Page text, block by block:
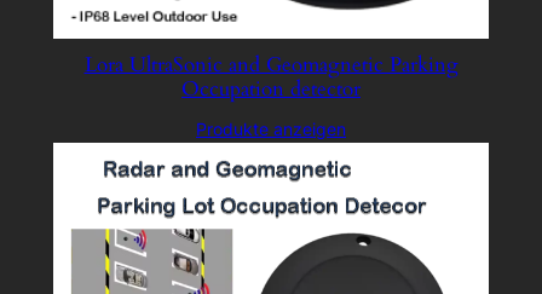
Lora UltraSonic and Geomagnetic Parking
Occupation detector
Produkte anzeigen